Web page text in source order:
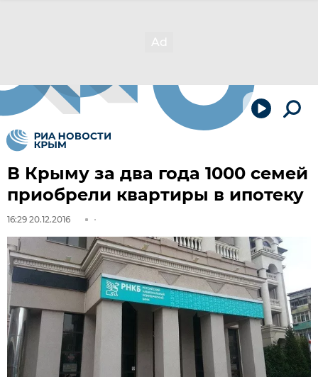
В Крыму за два года 1000 семей
приобрели квартиры в ипотеку
16:29 20.12.2016